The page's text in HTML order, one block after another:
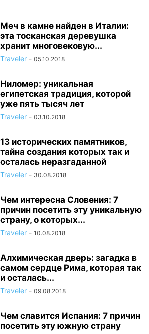
Меч в камне найден в Италии:
эта тосканская деревушка
хранит многовековую...
Traveler - 05.10.2018
Ниломер: уникальная
египетская традиция, которой
уже пять тысяч лет
Traveler - 03.10.2018
13 исторических памятников,
тайна создания которых так и
осталась неразгаданной
Traveler - 30.08.2018
Чем интересна Словения: 7
причин посетить эту уникальную
страну, о которых...
Traveler - 10.08.2018
Алхимическая дверь: загадка в
самом сердце Рима, которая так
и осталась...
Traveler - 09.08.2018
Чем славится Испания: 7 причин
посетить эту южную страну